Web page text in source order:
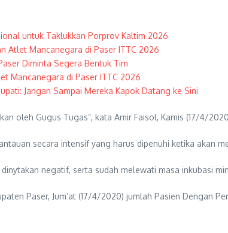
untuk Taklukkan Porprov Kaltim 2026
Atlet Mancanegara di Paser ITTC 2026
Diminta Segera Bentuk Tim
Mancanegara di Paser ITTC 2026
Jangan Sampai Mereka Kapok Datang ke Sini
oleh Gugus Tugas”, kata Amir Faisol, Kamis (17/4/
secara intensif yang harus dipenuhi ketika akan
negatif, serta sudah melewati masa inkubasi
Paser, Jum’at (17/4/2020) jumlah Pasien Dengan